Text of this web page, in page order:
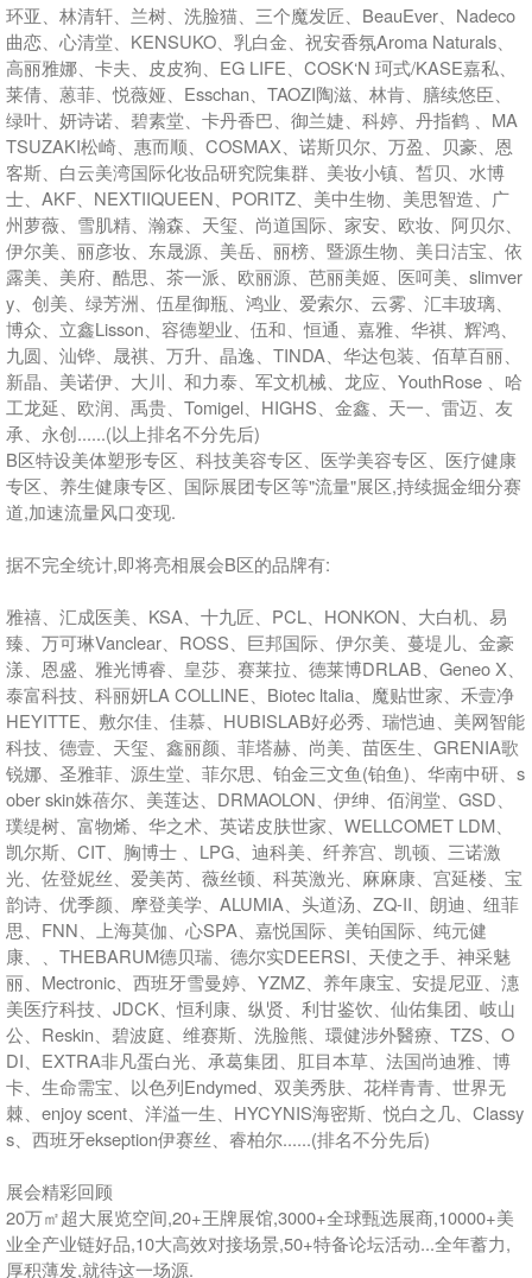
环亚、林清轩、兰树、洗脸猫、三个魔发匠、BeauEver、Nadeco
曲恋、心清堂、KENSUKO、乳白金、祝安香氛Aroma Naturals、
高丽雅娜、卡夫、皮皮狗、EG LIFE、COSK‘N 珂式/KASE嘉私、
莱倩、蒽菲、悦薇娅、Esschan、TAOZI陶滋、林肯、膳续悠臣、
绿叶、妍诗诺、碧素堂、卡丹香巴、御兰婕、科婷、丹指鹤 、MA
TSUZAKI松崎、惠而顺、COSMAX、诺斯贝尔、万盈、贝豪、恩
客斯、白云美湾国际化妆品研究院集群、美妆小镇、皙贝、水博
士、AKF、NEXTIIQUEEN、PORITZ、美中生物、美思智造、广
州萝薇、雪肌精、瀚森、天玺、尚道国际、家安、欧妆、阿贝尔、
伊尔美、丽彦妆、东晟源、美岳、丽榜、暨源生物、美日洁宝、依
露美、美府、酷思、茶一派、欧丽源、芭丽美姬、医呵美、slimver
y、创美、绿芳洲、伍星御瓶、鸿业、爱索尔、云雾、汇丰玻璃、
博众、立鑫Lisson、容德塑业、伍和、恒通、嘉雅、华祺、辉鸿、
九圆、汕铧、晟祺、万升、晶逸、TINDA、华达包装、佰草百丽、
新晶、美诺伊、大川、和力泰、军文机械、龙应、YouthRose 、哈
工龙延、欧润、禹贵、Tomigel、HIGHS、金鑫、天一、雷迈、友
承、永创......(以上排名不分先后)
B区特设美体塑形专区、科技美容专区、医学美容专区、医疗健康
专区、养生健康专区、国际展团专区等"流量"展区,持续掘金细分赛
道,加速流量风口变现.
据不完全统计,即将亮相展会B区的品牌有:
雅禧、汇成医美、KSA、十九匠、PCL、HONKON、大白机、易
臻、万可琳Vanclear、ROSS、巨邦国际、伊尔美、蔓堤儿、金豪
漾、恩盛、雅光博睿、皇莎、赛莱拉、德莱博DRLAB、Geneo X、
泰富科技、科丽妍LA COLLINE、Biotec ltalia、魔贴世家、禾壹净
HEYITTE、敷尔佳、佳慕、HUBISLAB好必秀、瑞恺迪、美网智能
科技、德壹、天玺、鑫丽颜、菲塔赫、尚美、苗医生、GRENIA歌
锐娜、圣雅菲、源生堂、菲尔思、铂金三文鱼(铂鱼)、华南中研、s
ober skin姝蓓尔、美莲达、DRMAOLON、伊绅、佰润堂、GSD、
璞缇树、富物烯、华之术、英诺皮肤世家、WELLCOMET LDM、
凯尔斯、CIT、胸博士 、LPG、迪科美、纤养宫、凯顿、三诺激
光、佐登妮丝、爱美芮、薇丝顿、科英激光、麻麻康、宫延楼、宝
韵诗、优季颜、摩登美学、ALUMIA、头道汤、ZQ-II、朗迪、纽菲
思、FNN、上海莫伽、心SPA、嘉悦国际、美铂国际、纯元健
康、、THEBARUM德贝瑞、德尔实DEERSI、天使之手、神采魅
丽、Mectronic、西班牙雪曼婷、YZMZ、养年康宝、安提尼亚、潓
美医疗科技、JDCK、恒利康、纵贤、利甘鉴饮、仙佑集团、岐山
公、Reskin、碧波庭、维赛斯、洗脸熊、環健涉外醫療、TZS、O
DI、EXTRA非凡蛋白光、承葛集团、肛目本草、法国尚迪雅、博
卡、生命需宝、以色列Endymed、双美秀肤、花样青青、世界无
棘、enjoy scent、洋溢一生、HYCYNIS海密斯、悦白之几、Classy
s、西班牙ekseption伊赛丝、睿柏尔......(排名不分先后)
展会精彩回顾
20万㎡超大展览空间,20+王牌展馆,3000+全球甄选展商,10000+美
业全产业链好品,10大高效对接场景,50+特备论坛活动...全年蓄力,
厚积薄发,就待这一场源.